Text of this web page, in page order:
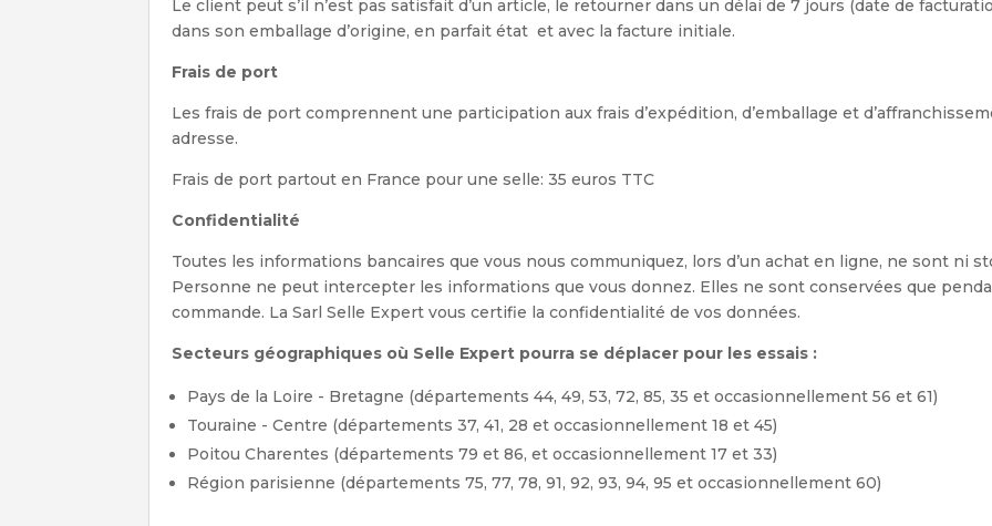
Le client peut s’il n’est pas satisfait d’un article, le retourner dans un délai de 7 jours (date de
dans son emballage d’origine, en parfait état et avec la facture initiale.
Frais de port
Les frais de port comprennent une participation aux frais d’expédition, d’emballage et
adresse.
Frais de port partout en France pour une selle: 35 euros TTC
Confidentialité
Toutes les informations bancaires que vous nous communiquez, lors d’un achat en ligne, ne sont ni
Personne ne peut intercepter les informations que vous donnez. Elles ne sont conservées que
commande. La Sarl Selle Expert vous certifie la confidentialité de vos données.
Secteurs géographiques où Selle Expert pourra se déplacer pour les essais :
Pays de la Loire - Bretagne (départements 44, 49, 53, 72, 85, 35 et occasionnellement 56 et 61)
Touraine - Centre (départements 37, 41, 28 et occasionnellement 18 et 45)
Poitou Charentes (départements 79 et 86, et occasionnellement 17 et 33)
Région parisienne (départements 75, 77, 78, 91, 92, 93, 94, 95 et occasionnellement 60)